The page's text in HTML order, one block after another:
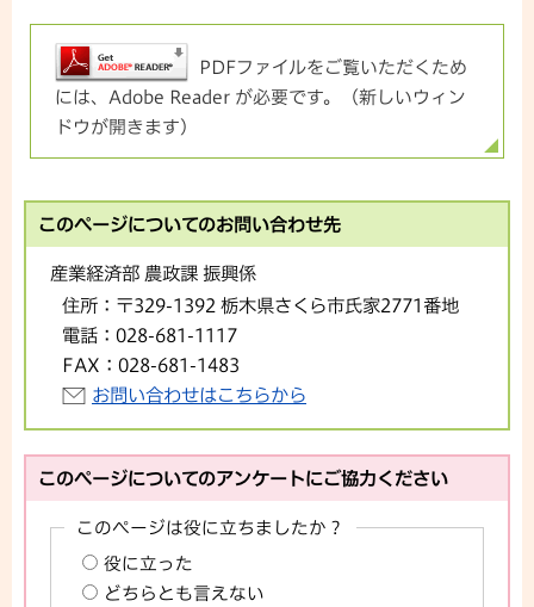
PDFファイルをご覧いただくため
には、Adobe Reader が必要です。（新しいウィン
ドウが開きます）
このページについてのお問い合わせ先
産業経済部 農政課 振興係
住所： 〒329-1392 栃木県さくら市氏家2771番地
電話： 028-681-1117
FAX： 028-681-1483
お問い合わせはこちらから
このページについてのアンケートにご協力ください
このページは役に立ちましたか？
役に立った
どちらとも言えない